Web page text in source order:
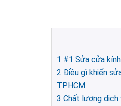
1 #1 Sửa cửa
2 Điều gì khiến
TPHCM
3 Chất lượng dịch